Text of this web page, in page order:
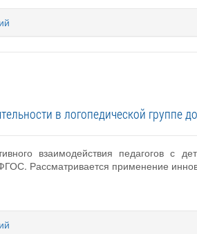
в логопедической группе
взаимодействия педагогов
Рассматривается применение